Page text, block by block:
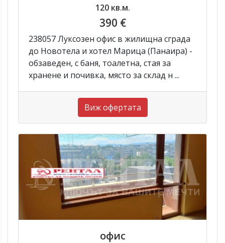
120 кв.м.
390 €
238057 Луксозен офис в жилищна сграда
до Новотела и хотел Марица (Панаира) -
обзаведен, с баня, тоалетна, стая за
хранене и почивка, място за склад н ...
Виж офертата
офис